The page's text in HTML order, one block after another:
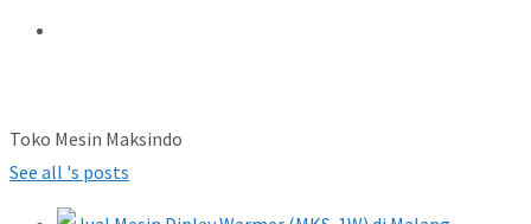
Toko Mesin Maksindo
See all 's posts